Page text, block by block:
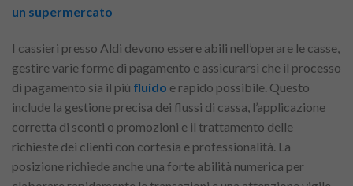
un supermercato
I cassieri presso Aldi devono essere abili nell’operare le casse,
gestire varie forme di pagamento e assicurarsi che il processo
di pagamento sia il più fluido e rapido possibile. Questo
include la gestione precisa dei flussi di cassa, l’applicazione
corretta di sconti o promozioni e il trattamento delle
richieste dei clienti con cortesia e professionalità. La
posizione richiede anche una forte abilità numerica per